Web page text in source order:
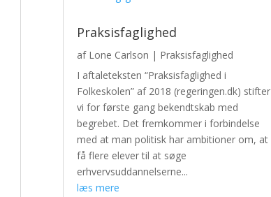
Praksisfaglighed
af Lone Carlson | Praksisfaglighed
I aftaleteksten “Praksisfaglighed i
Folkeskolen” af 2018 (regeringen.dk) stifter
vi for første gang bekendtskab med
begrebet. Det fremkommer i forbindelse
med at man politisk har ambitioner om, at
få flere elever til at søge
erhvervsuddannelserne...
læs mere